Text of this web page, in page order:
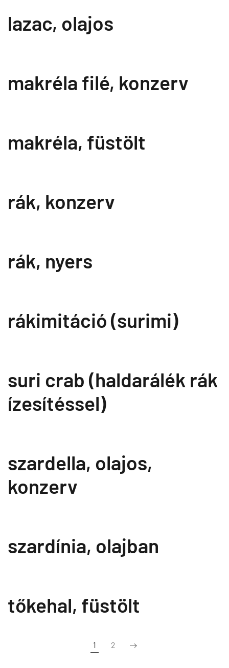
lazac, olajos
makréla filé, konzerv
makréla, füstölt
rák, konzerv
rák, nyers
rákimitáció (surimi)
suri crab (haldarálék rák
ízesítéssel)
szardella, olajos,
konzerv
szardínia, olajban
tőkehal, füstölt
1 2